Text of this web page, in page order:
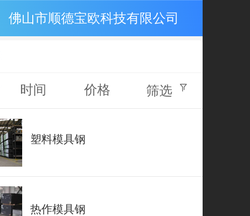
佛山市顺德宝欧科技有限公司
时间 价格 筛选
塑料模具钢
热作模具钢